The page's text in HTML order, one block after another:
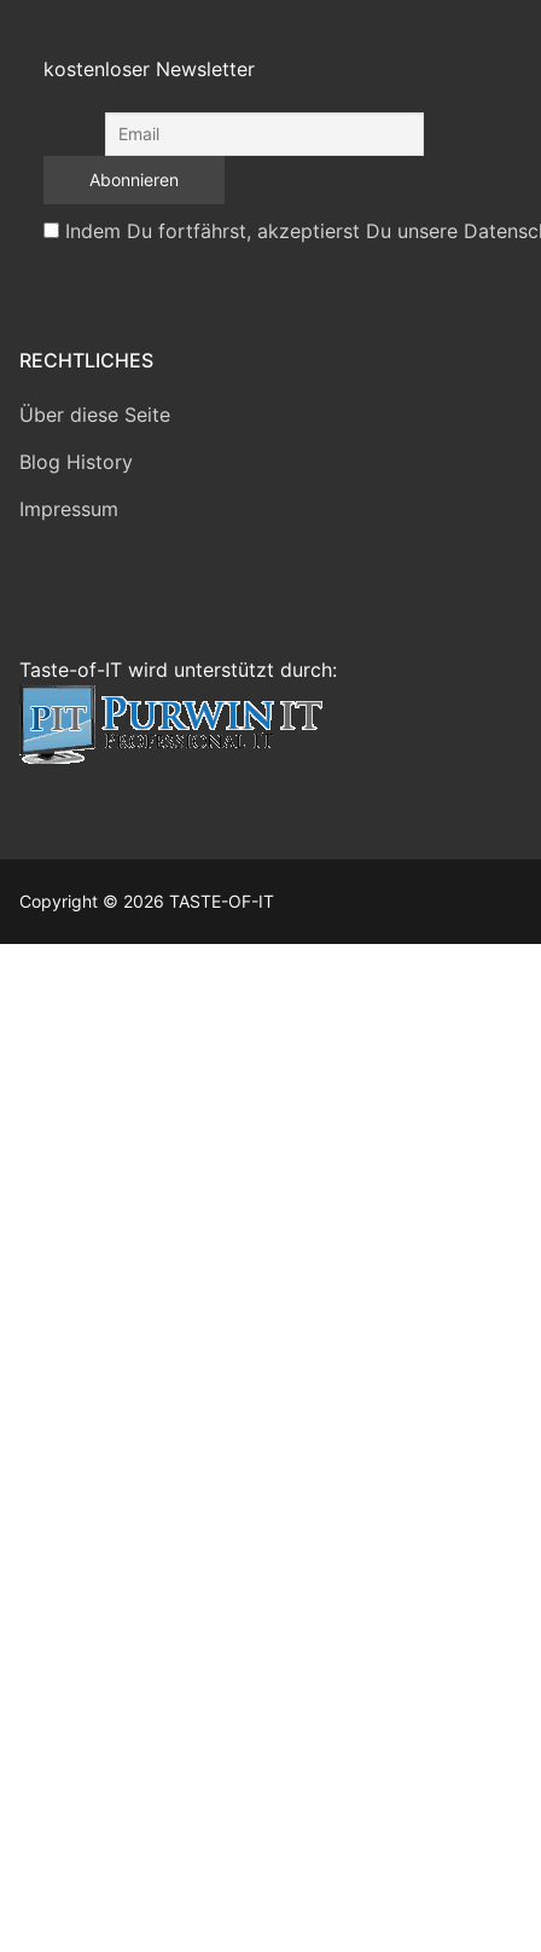
kostenloser Newsletter
Indem Du fortfährst, akzeptierst Du unsere
RECHTLICHES
Über diese Seite
Blog History
Impressum
Taste-of-IT wird unterstützt durch:
Copyright © 2026 TASTE-OF-IT